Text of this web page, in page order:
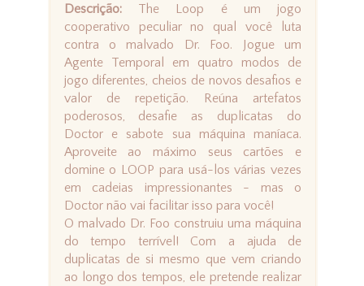
Descrição:The Loop é um jogo
cooperativo peculiar no qual você luta
contra o malvado Dr. Foo. Jogue um
Agente Temporal em quatro modos de
jogo diferentes, cheios de novos desafios e
valor de repetição. Reúna artefatos
poderosos, desafie as duplicatas do
Doctor e sabote sua máquina maníaca.
Aproveite ao máximo seus cartões e
domine o LOOP para usá-los várias vezes
em cadeias impressionantes - mas o
Doctor não vai facilitar isso para você!
O malvado Dr. Foo construiu uma máquina
do tempo terrível! Com a ajuda de
duplicatas de si mesmo que vem criando
ao longo dos tempos, ele pretende realizar